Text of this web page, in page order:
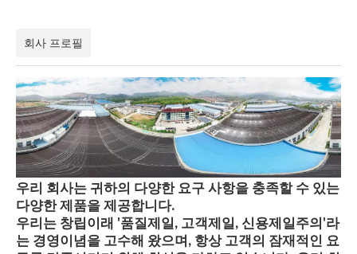
회사 프로필
우리 회사는 귀하의 다양한 요구 사항을 충족할 수 있는
다양한 제품을 제공합니다.
우리는 창립이래 '품질제일, 고객제일, 신용제일주의'라
는 경영이념을 고수해 왔으며, 항상 고객의 잠재적인 요